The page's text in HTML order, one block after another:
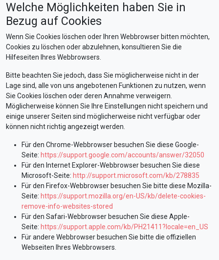
Welche Möglichkeiten haben Sie in
Bezug auf Cookies
Wenn Sie Cookies löschen oder Ihren Webbrowser bitten möchten,
Cookies zu löschen oder abzulehnen, konsultieren Sie die
Hilfeseiten Ihres Webbrowsers.
Bitte beachten Sie jedoch, dass Sie möglicherweise nicht in der
Lage sind, alle von uns angebotenen Funktionen zu nutzen, wenn
Sie Cookies löschen oder deren Annahme verweigern.
Möglicherweise können Sie Ihre Einstellungen nicht speichern und
einige unserer Seiten sind möglicherweise nicht verfügbar oder
können nicht richtig angezeigt werden.
Für den Chrome-Webbrowser besuchen Sie diese Google-
Seite: https://support.google.com/accounts/answer/32050
Für den Internet Explorer-Webbrowser besuchen Sie diese
Microsoft-Seite: http://support.microsoft.com/kb/278835
Für den Firefox-Webbrowser besuchen Sie bitte diese Mozilla-
Seite: https://support.mozilla.org/en-US/kb/delete-cookies-
remove-info-websites-stored
Für den Safari-Webbrowser besuchen Sie diese Apple-
Seite: https://support.apple.com/kb/PH21411?locale=en_US
Für andere Webbrowser besuchen Sie bitte die offiziellen
Webseiten Ihres Webbrowsers.